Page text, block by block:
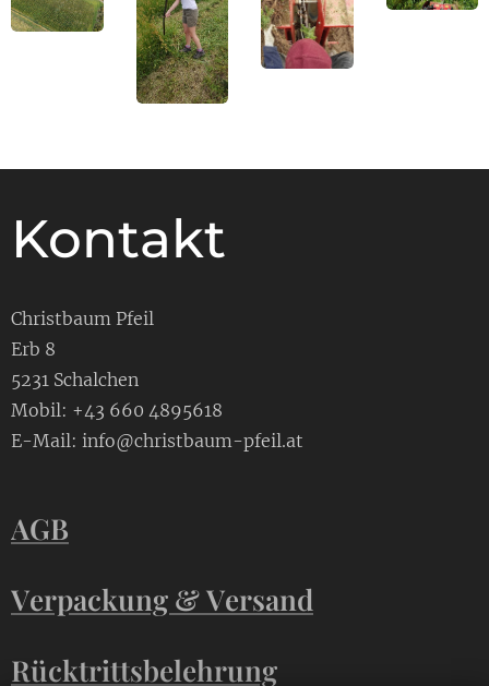
Kontakt
Christbaum Pfeil
Erb 8
5231 Schalchen
Mobil: +43 660 4895618
E-Mail: info@christbaum-pfeil.at
AGB
Verpackung & Versand
Rücktrittsbelehrung